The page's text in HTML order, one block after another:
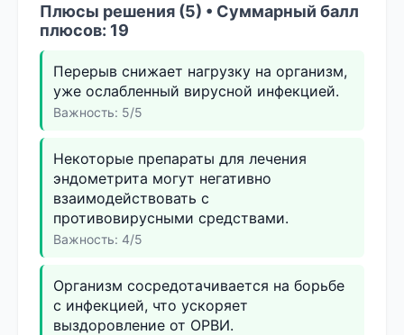
Плюсы решения (5) • Суммарный балл
плюсов: 19
Перерыв снижает нагрузку на организм,
уже ослабленный вирусной инфекцией.
Важность: 5/5
Некоторые препараты для лечения
эндометрита могут негативно
взаимодействовать с
противовирусными средствами.
Важность: 4/5
Организм сосредотачивается на борьбе
с инфекцией, что ускоряет
выздоровление от ОРВИ.